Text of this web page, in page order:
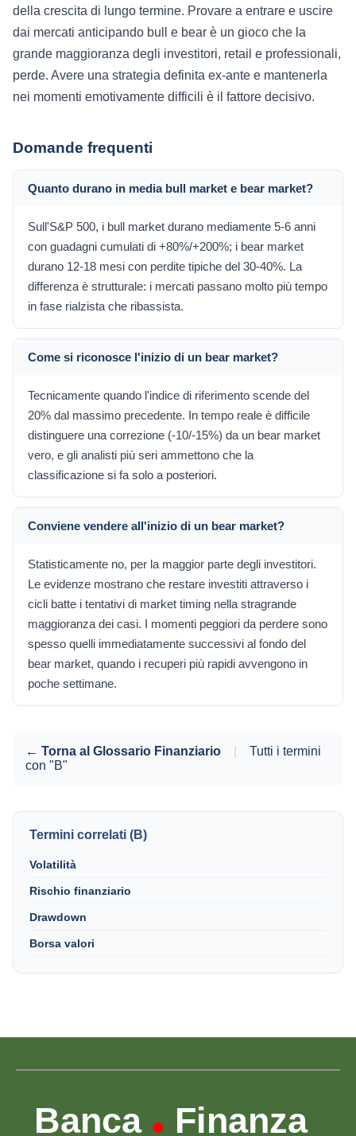
della crescita di lungo termine. Provare a entrare e uscire
dai mercati anticipando bull e bear è un gioco che la
grande maggioranza degli investitori, retail e professionali,
perde. Avere una strategia definita ex-ante e mantenerla
nei momenti emotivamente difficili è il fattore decisivo.
Domande frequenti
Quanto durano in media bull market e bear market?
Sull'S&P 500, i bull market durano mediamente 5-6 anni
con guadagni cumulati di +80%/+200%; i bear market
durano 12-18 mesi con perdite tipiche del 30-40%. La
differenza è strutturale: i mercati passano molto più tempo
in fase rialzista che ribassista.
Come si riconosce l'inizio di un bear market?
Tecnicamente quando l'indice di riferimento scende del
20% dal massimo precedente. In tempo reale è difficile
distinguere una correzione (-10/-15%) da un bear market
vero, e gli analisti più seri ammettono che la
classificazione si fa solo a posteriori.
Conviene vendere all'inizio di un bear market?
Statisticamente no, per la maggior parte degli investitori.
Le evidenze mostrano che restare investiti attraverso i
cicli batte i tentativi di market timing nella stragrande
maggioranza dei casi. I momenti peggiori da perdere sono
spesso quelli immediatamente successivi al fondo del
bear market, quando i recuperi più rapidi avvengono in
poche settimane.
← Torna al Glossario Finanziario
Tutti i termini
con "B"
Termini correlati (B)
Volatilità
Rischio finanziario
Drawdown
Borsa valori
Banca • Finanza